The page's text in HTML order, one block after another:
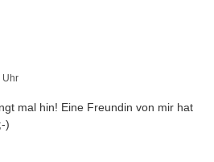
Uhr
mal hin! Eine Freundin von mir hat
)